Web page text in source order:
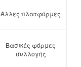
Άλλες πλατφόρμες
Βασικές φόρμες
συλλογής